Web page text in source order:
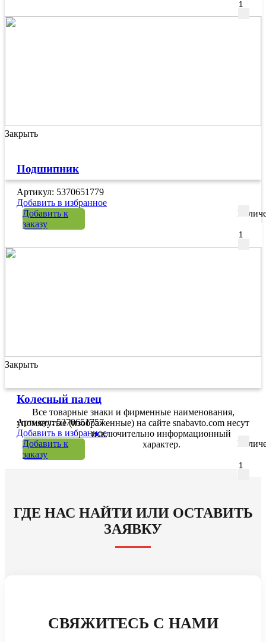
Закрыть
Подшипник
Артикул: 5370651779
Добавить в избранное
Добавить к
заказу
Закрыть
Колесный палец
Артикул: 5370651757
Добавить в избранное
Добавить к
заказу
Все товарные знаки и фирменные наименования,
упомянутые (изображенные) на сайте snabavto.com несут
исключительно информационный
характер.
ГДЕ НАС НАЙТИ ИЛИ ОСТАВИТЬ
ЗАЯВКУ
СВЯЖИТЕСЬ С НАМИ